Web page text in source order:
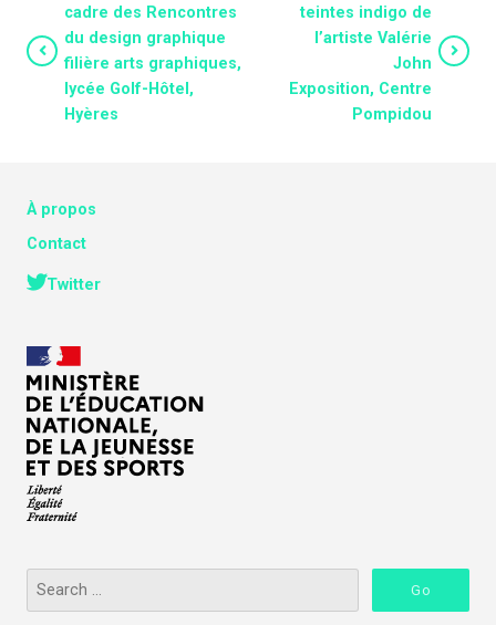
cadre des Rencontres
du design graphique
filière arts graphiques,
lycée Golf-Hôtel,
Hyères
teintes indigo de
l’artiste Valérie
John
Exposition, Centre
Pompidou
À propos
Contact
Twitter